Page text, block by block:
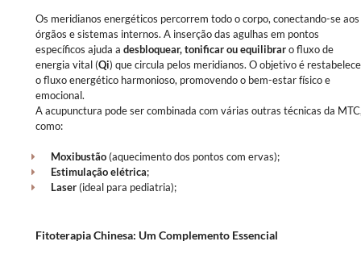
Os meridianos energéticos percorrem todo o corpo, conectando-se aos
órgãos e sistemas internos. A inserção das agulhas em pontos
específicos ajuda a desbloquear, tonificar ou equilibraro fluxo de
energia vital (Qi) que circula pelos meridianos. O objetivo é
o fluxo energético harmonioso, promovendo o bem-estar físico e
emocional.
A acupunctura pode ser combinada com várias outras técnicas da
como:
Moxibustão (aquecimento dos pontos com ervas);
Estimulação elétrica;
Laser (ideal para pediatria);
Fitoterapia Chinesa: Um Complemento Essencial